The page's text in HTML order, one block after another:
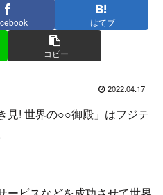
はてブ
コピー
2022.04.17
見! 世界の○○御殿」はフジテ